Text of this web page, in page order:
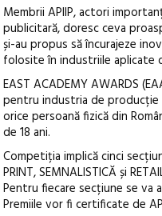
Membrii APIIP, actori
publicitară, doresc ceva
și-au propus să încurajeze
folosite în industriile aplicate
EAST ACADEMY AWARDS
pentru industria de
orice persoană fizică din
de 18 ani.
Competiția implică cinci
PRINT, SEMNALISTICĂ și
Pentru fiecare secțiune se va
Premiile vor fi certificate de